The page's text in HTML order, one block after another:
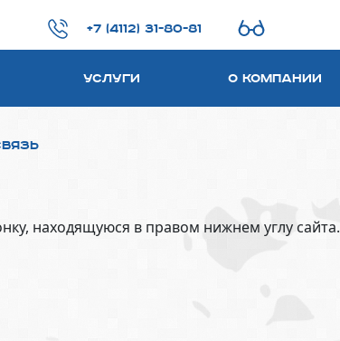
+7 (4112) 31-80-81
Услуги О компании
находящуюся в правом нижнем углу сайта.